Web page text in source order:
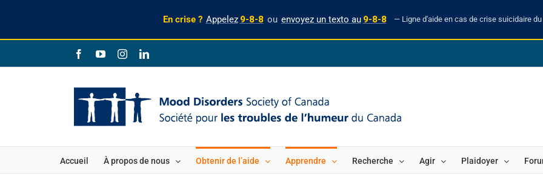
En crise ? Appelez 9-8-8 ou envoyez un texto au 9-8-8 — Ligne d'aide en cas de crise suicidaire du
FacebookYouTubeInstagramLinkedIn
Accueil À propos de nous Obtenir de l’aide Apprendre Recherche Agir Plaidoyer